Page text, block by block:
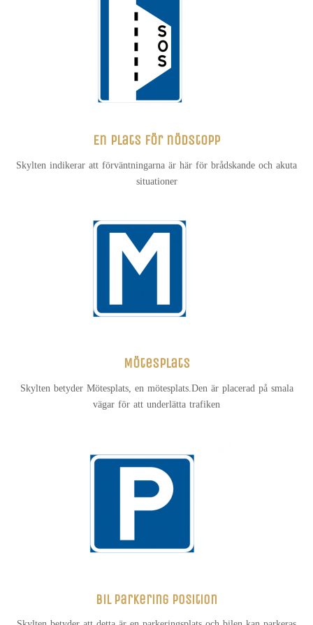
En plats för nödstopp
Skylten indikerar att förväntningarna är här för brådskande och akuta
situationer
Mötesplats
Skylten betyder Mötesplats, en mötesplats.Den är placerad på smala
vägar för att underlätta trafiken
Bil parkering position